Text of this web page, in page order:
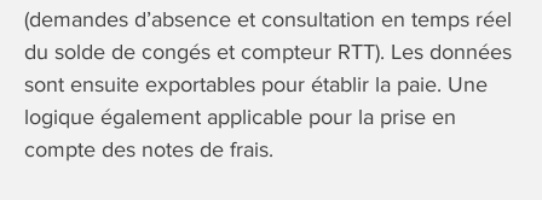
(demandes d’absence et consultation en temps réel
du solde de congés et compteur RTT). Les données
sont ensuite exportables pour établir la paie. Une
logique également applicable pour la prise en
compte des notes de frais.